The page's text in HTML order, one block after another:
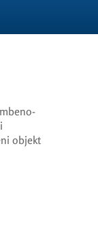
objekt